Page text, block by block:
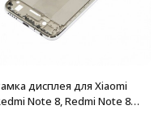
дисплея для Xiaomi
Note 8, Redmi Note 8